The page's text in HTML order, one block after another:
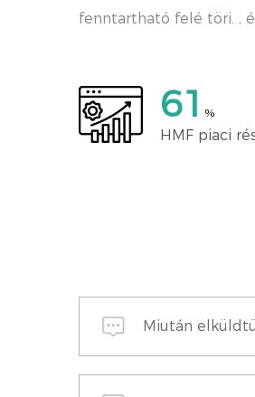
fenntartható felé töri. ,
70 %
HMF piaci
Miután